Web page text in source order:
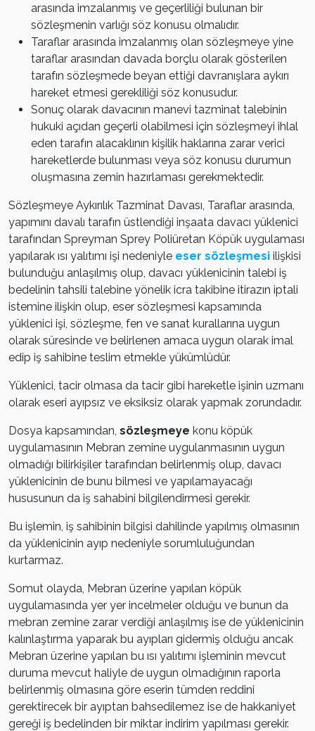
arasında imzalanmış ve geçerliliği bulunan bir
sözleşmenin varlığı söz konusu olmalıdır.
Taraflar arasında imzalanmış olan sözleşmeye yine
taraflar arasından davada borçlu olarak gösterilen
tarafın sözleşmede beyan ettiği davranışlara aykırı
hareket etmesi gerekliliği söz konusudur.
Sonuç olarak davacının manevi tazminat talebinin
hukuki açıdan geçerli olabilmesi için sözleşmeyi ihlal
eden tarafın alacaklının kişilik haklarına zarar verici
hareketlerde bulunması veya söz konusu durumun
oluşmasına zemin hazırlaması gerekmektedir.
Sözleşmeye Aykırılık Tazminat Davası, Taraflar arasında,
yapımını davalı tarafın üstlendiği inşaata davacı yüklenici
tarafından Spreyman Sprey Poliüretan Köpük uygulaması
yapılarak ısı yalıtımı işi nedeniyle eser sözleşmesi ilişkisi
bulunduğu anlaşılmış olup, davacı yüklenicinin talebi iş
bedelinin tahsili talebine yönelik icra takibine itirazın iptali
istemine ilişkin olup, eser sözleşmesi kapsamında
yüklenici işi, sözleşme, fen ve sanat kurallarına uygun
olarak süresinde ve belirlenen amaca uygun olarak imal
edip iş sahibine teslim etmekle yükümlüdür.
Yüklenici, tacir olmasa da tacir gibi hareketle işinin uzmanı
olarak eseri ayıpsız ve eksiksiz olarak yapmak zorundadır.
Dosya kapsamından, sözleşmeye konu köpük
uygulamasının Mebran zemine uygulanmasının uygun
olmadığı bilirkişiler tarafından belirlenmiş olup, davacı
yüklenicinin de bunu bilmesi ve yapılamayacağı
hususunun da iş sahabini bilgilendirmesi gerekir.
Bu işlemin, iş sahibinin bilgisi dahilinde yapılmış olmasının
da yüklenicinin ayıp nedeniyle sorumluluğundan
kurtarmaz.
Somut olayda, Mebran üzerine yapılan köpük
uygulamasında yer yer incelmeler olduğu ve bunun da
mebran zemine zarar verdiği anlaşılmış ise de yüklenicinin
kalınlaştırma yaparak bu ayıpları gidermiş olduğu ancak
Mebran üzerine yapılan bu ısı yalıtımı işleminin mevcut
duruma mevcut haliyle de uygun olmadığının raporla
belirlenmiş olmasına göre eserin tümden reddini
gerektirecek bir ayıptan bahsedilemez ise de hakkaniyet
gereği iş bedelinden bir miktar indirim yapılması gerekir.